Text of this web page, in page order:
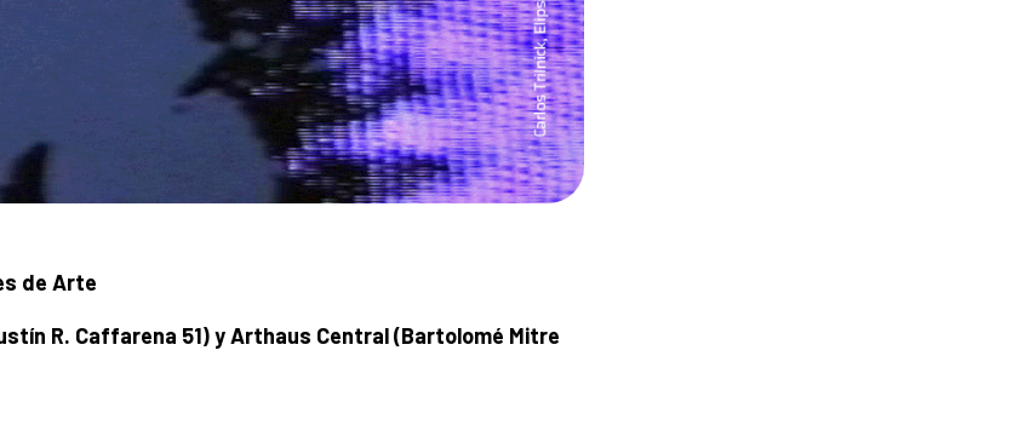
de Arte
R. Caffarena 51) y Arthaus Central (Bartolomé Mitre